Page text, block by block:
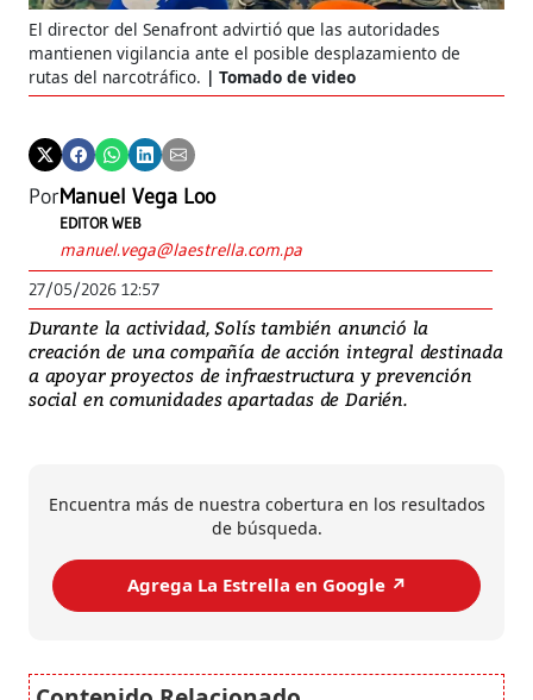
El director del Senafront advirtió que las autoridades
mantienen vigilancia ante el posible desplazamiento de
rutas del narcotráfico.
Tomado de video
PorManuel Vega Loo
EDITOR WEB
manuel.vega@laestrella.com.pa
27/05/2026 12:57
Durante la actividad, Solís también anunció la
creación de una compañía de acción integral destinada
a apoyar proyectos de infraestructura y prevención
social en comunidades apartadas de Darién.
Encuentra más de nuestra cobertura en los resultados
de búsqueda.
Agrega La Estrella en Google ↗️